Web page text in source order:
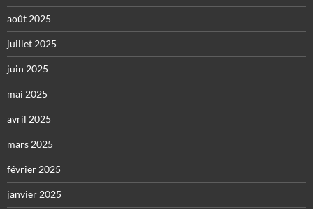
août 2025
juillet 2025
juin 2025
mai 2025
avril 2025
mars 2025
février 2025
janvier 2025